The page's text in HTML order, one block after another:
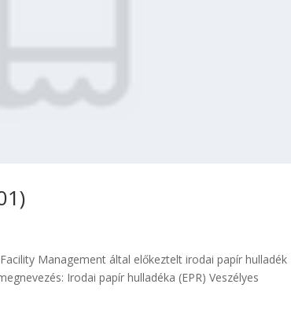
Management által előkeztelt irodai papír hulladék
Irodai papír hulladéka (EPR) Veszélyes